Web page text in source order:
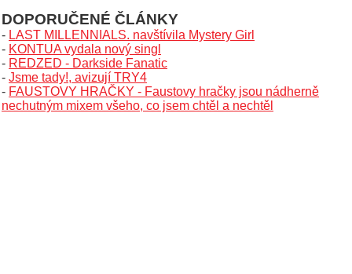
DOPORUČENÉ ČLÁNKY
- LAST MILLENNIALS. navštívila Mystery Girl
- KONTUA vydala nový singl
- REDZED - Darkside Fanatic
- Jsme tady!, avizují TRY4
- FAUSTOVY HRAČKY - Faustovy hračky jsou nádherně
nechutným mixem všeho, co jsem chtěl a nechtěl